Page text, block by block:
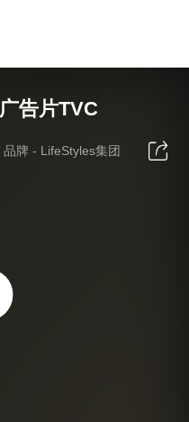
告片TVC
品牌 - LifeStyles集团